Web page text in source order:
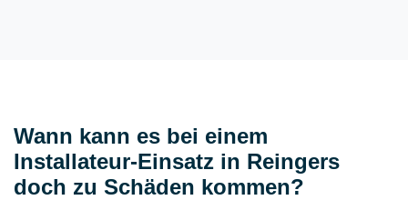
Wann kann es bei einem
Installateur-Einsatz in Reingers
doch zu Schäden kommen?